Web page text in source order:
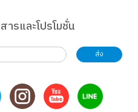
ารและโปรโมชั่น
ส่ง